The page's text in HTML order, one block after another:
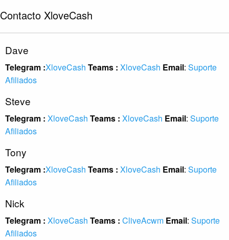
Contacto XloveCash
Dave
Telegram :XloveCash Teams : XloveCash Email: Suporte
Afiliados
Steve
Telegram : XloveCash Teams : XloveCash Email: Suporte
Afiliados
Tony
Telegram :XloveCash Teams : XloveCash Email: Suporte
Afiliados
Nick
Telegram : XloveCash Teams : CliveAcwm Email: Suporte
Afiliados